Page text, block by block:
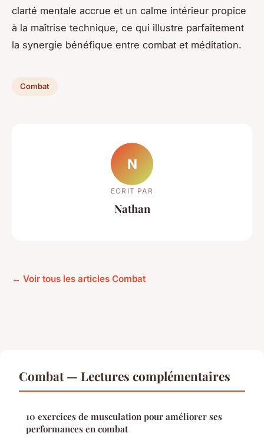
clarté mentale accrue et un calme intérieur propice
à la maîtrise technique, ce qui illustre parfaitement
la synergie bénéfique entre combat et méditation.
Combat
N
ECRIT PAR
Nathan
← Voir tous les articles Combat
Combat — Lectures complémentaires
10 exercices de musculation pour améliorer ses
performances en combat